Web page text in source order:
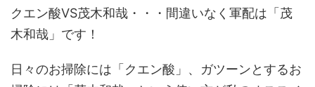
クエン酸VS茂木和哉・・・間違いなく軍配は「茂
木和哉」です！
日々のお掃除には「クエン酸」、ガツーンとするお